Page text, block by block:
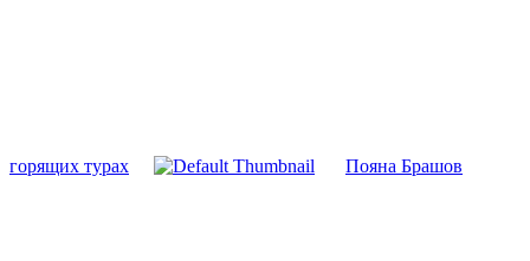
горящих турах Пояна Брашов